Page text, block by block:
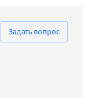
оставит
герои любимой
Задать вопрос